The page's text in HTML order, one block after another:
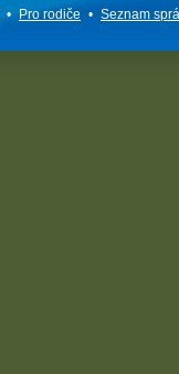
• Pro rodiče • Seznam